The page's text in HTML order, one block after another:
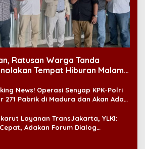
Ratusan Warga Tanda
Tempat Hiburan Malam
News! Operasi Senyap KPK-Polri
271 Pabrik di Madura dan Akan Ada
Layanan TransJakarta, YLKI:
Adakan Forum Dialog